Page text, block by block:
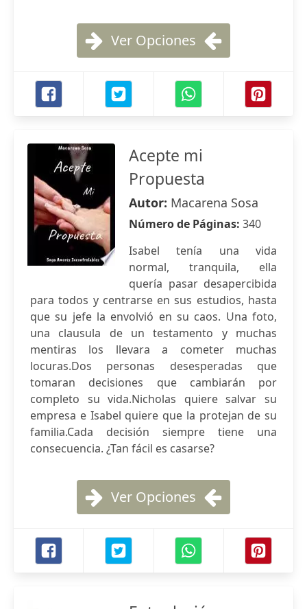
Ver Opciones
Acepte mi
Propuesta
Autor: Macarena Sosa
Número de Páginas: 340
Isabel tenía una vida
normal, tranquila, ella
quería pasar desapercibida
para todos y centrarse en sus estudios, hasta
que su jefe la envolvió en su caos. Una foto,
una clausula de un testamento y muchas
mentiras los llevara a cometer muchas
locuras.Dos personas desesperadas que
tomaran decisiones que cambiarán por
completo su vida.Nicholas quiere salvar su
empresa e Isabel quiere que la protejan de su
familia.Cada decisión siempre tiene una
consecuencia. ¿Tan fácil es casarse?
Ver Opciones